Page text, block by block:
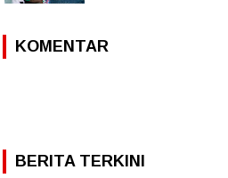
KOMENTAR
BERITA TERKINI